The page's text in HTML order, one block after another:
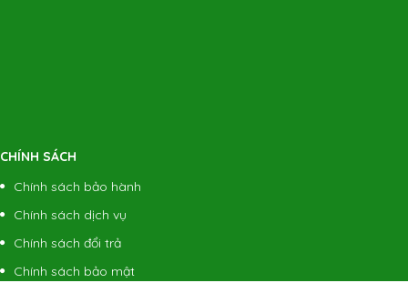
CHÍNH SÁCH
Chính sách bảo hành
Chính sách dịch vụ
Chính sách đổi trả
Chính sách bảo mật